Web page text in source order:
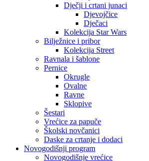
Dječji i crtani junaci
Djevojčice
Dječaci
Kolekcija Star Wars
Bilježnice i pribor
Kolekcija Street
Ravnala i šablone
Pernice
Okrugle
Ovalne
Ravne
Sklopive
Šestari
Vrećice za papuče
Školski novčanici
Daske za crtanje i dodaci
Novogodišnji program
Novogodišnje vrećice